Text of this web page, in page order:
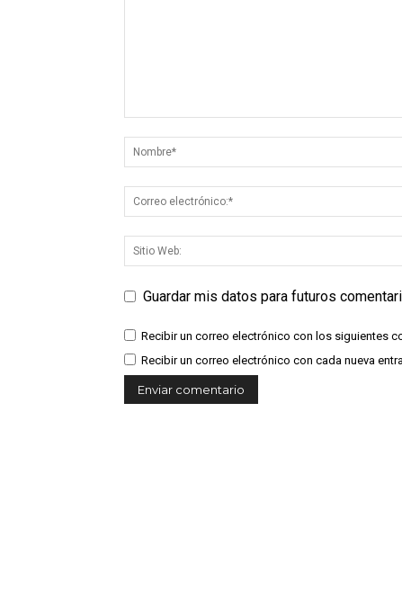
Guardar mis datos para futuros
Recibir un correo electrónico con los siguientes
Recibir un correo electrónico con cada nueva